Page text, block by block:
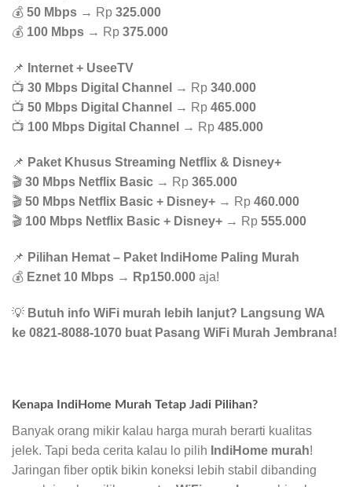
💰 50 Mbps → Rp 325.000
💰 100 Mbps → Rp 375.000
📌
Internet + UseeTV
📺 30 Mbps Digital Channel → Rp 340.000
📺 50 Mbps Digital Channel → Rp 465.000
📺 100 Mbps Digital Channel → Rp 485.000
📌 Paket Khusus Streaming Netflix & Disney+
🎬 30 Mbps Netflix Basic → Rp 365.000
🎬 50 Mbps Netflix Basic + Disney+ → Rp 460.000
🎬 100 Mbps Netflix Basic + Disney+ → Rp 555.000
📌 Pilihan Hemat – Paket IndiHome Paling Murah
💰 Eznet 10 Mbps → Rp150.000 aja!
💡 Butuh info WiFi murah lebih lanjut? Langsung WA
ke 0821-8088-1070 buat Pasang WiFi Murah Jembrana!
Kenapa IndiHome Murah Tetap Jadi Pilihan?
Banyak orang mikir kalau harga murah berarti kualitas
jelek. Tapi beda cerita kalau lo pilih IndiHome murah!
Jaringan fiber optik bikin koneksi lebih stabil dibanding